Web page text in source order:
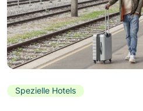
Spezielle Hotels